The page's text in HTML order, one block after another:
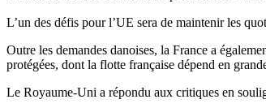
L’un des défis pour l’UE sera de maintenir les
Outre les demandes danoises, la France a
protégées, dont la flotte française dépend en
Le Royaume-Uni a répondu aux critiques en